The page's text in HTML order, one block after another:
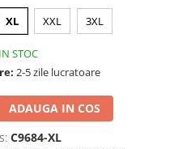
XL XXL 3XL
IN STOC
2-5 zile lucratoare
ADAUGA IN COS
C9684-XL